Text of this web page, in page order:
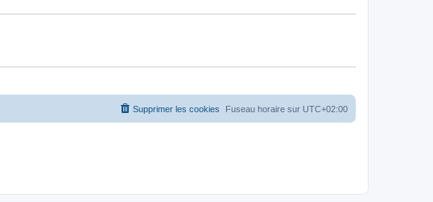
Fuseau horaire sur UTC+02:00
Supprimer les cookies